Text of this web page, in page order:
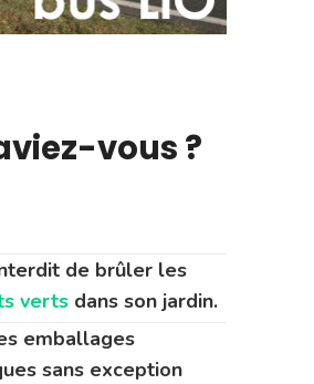
vous ?
de brûler les
verts dans son jardin.
emballages
sans exception